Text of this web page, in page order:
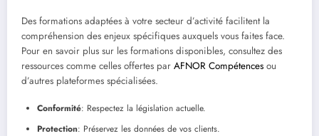
Des formations adaptées à votre secteur d’activité facilitent la
compréhension des enjeux spécifiques auxquels vous faites face.
Pour en savoir plus sur les formations disponibles, consultez des
ressources comme celles offertes par AFNOR Compétences ou
d’autres plateformes spécialisées.
Conformité: Respectez la législation actuelle.
Protection: Préservez les données de vos clients.